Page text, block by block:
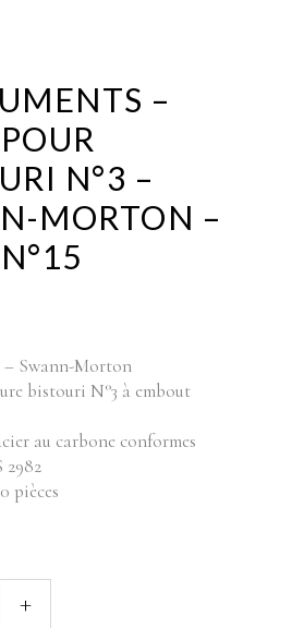
–
N°3 –
MORTON –
– Swann-Morton
bistouri N°3 à embout
au carbone conformes
2982
pièces
+